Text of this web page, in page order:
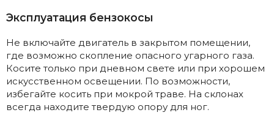
Эксплуатация бензокосы
Не включайте двигатель в закрытом помещении,
где возможно скопление опасного угарного газа.
Косите только при дневном свете или при хорошем
искусственном освещении. По возможности,
избегайте косить при мокрой траве. На склонах
всегда находите твердую опору для ног.